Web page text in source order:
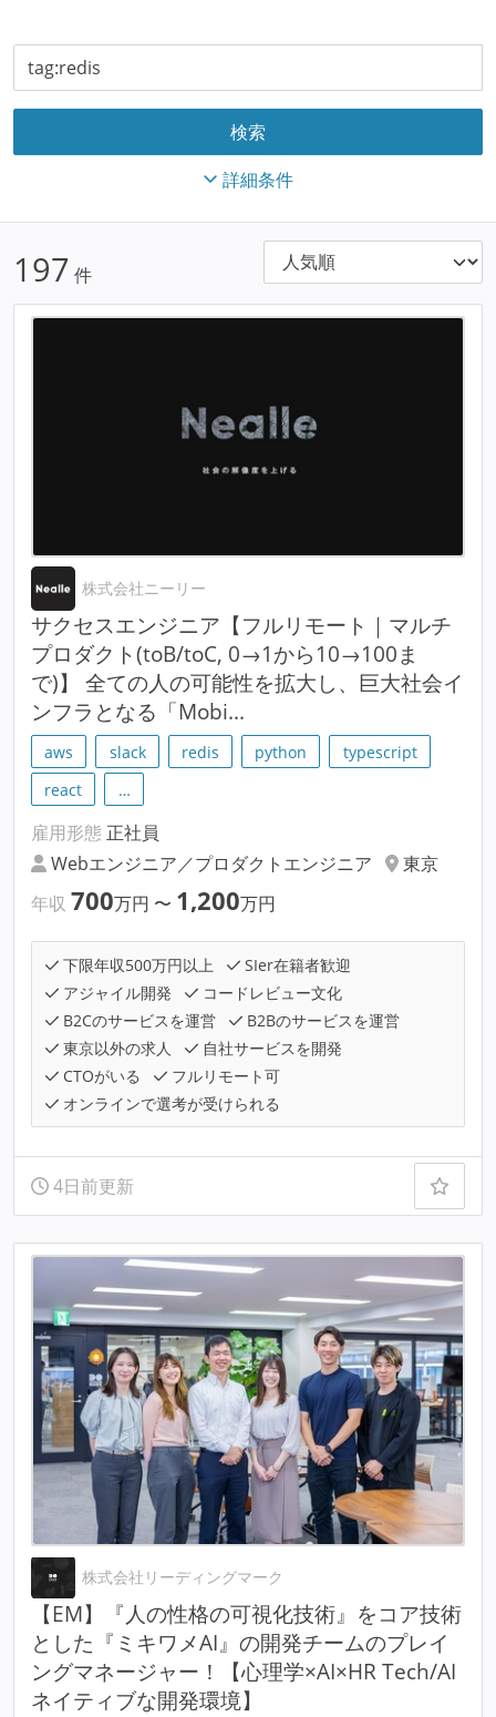
詳細条件
197 件
株式会社ニーリー
サクセスエンジニア【フルリモート｜マルチ
プロダクト(toB/toC, 0→1から10→100ま
で)】 全ての人の可能性を拡大し、巨大社会イ
ンフラとなる「Mobi...
aws slack redis python
typescript
react
…
雇用形態 正社員
Webエンジニア／プロダクトエンジニア
東京
年収 700万円 〜 1,200万円
下限年収500万円以上
SIer在籍者歓迎
アジャイル開発
コードレビュー文化
B2Cのサービスを運営
B2Bのサービスを運営
東京以外の求人
自社サービスを開発
CTOがいる
フルリモート可
オンラインで選考が受けられる
4日前更新
株式会社リーディングマーク
【EM】『人の性格の可視化技術』をコア技術
とした『ミキワメAI』の開発チームのプレイ
ングマネージャー！【心理学×AI×HR Tech/AI
ネイティブな開発環境】